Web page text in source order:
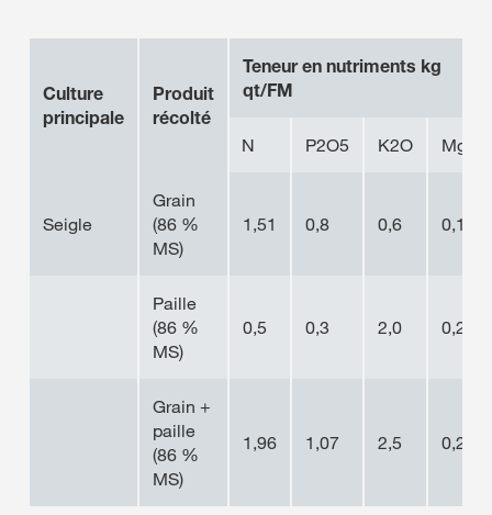
Culture
principale
Produit
récolté
Teneur en nutriments kg
qt/FM
N P2O5 K2O MgO
Seigle
Grain
(86 %
MS)
1,51 0,8 0,6 0,1
Paille
(86 %
MS)
0,5 0,3 2,0 0,2
Grain +
paille
(86 %
MS)
1,96 1,07 2,5 0,28